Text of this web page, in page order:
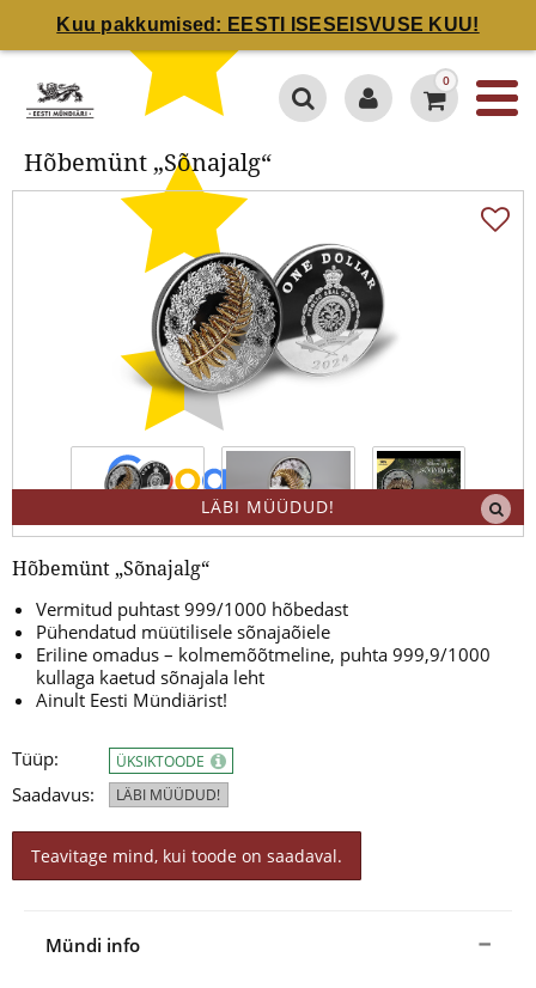
Kuu pakkumised: EESTI ISESEISVUSE KUU!
0
Hõbemünt „Sõnajalg“
LÄBI MÜÜDUD!
Hõbemünt „Sõnajalg“
Vermitud puhtast 999/1000 hõbedast
Pühendatud müütilisele sõnajaõiele
Eriline omadus – kolmemõõtmeline, puhta 999,9/1000
kullaga kaetud sõnajala leht
Ainult Eesti Mündiärist!
Tüüp:
Saadavus:
ÜKSIKTOODE
LÄBI MÜÜDUD!
Teavitage mind, kui toode on saadaval.
Mündi info
Hõbemünt „Sõnajalg“